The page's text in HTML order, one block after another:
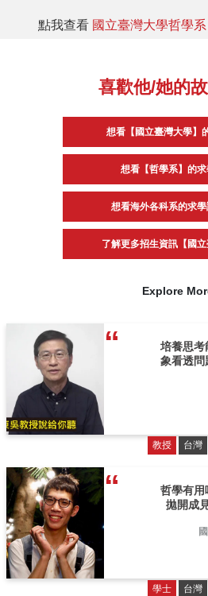
點我查看 國立臺灣大學哲學系
喜歡他/她的
想看【國立臺灣大學】
想看【哲學系】的
想看海外各科系的求
了解更多招生資訊【國立
Explore
培養思考
象看透問
教授 台灣
哲學有用
拋開成
學士 台灣